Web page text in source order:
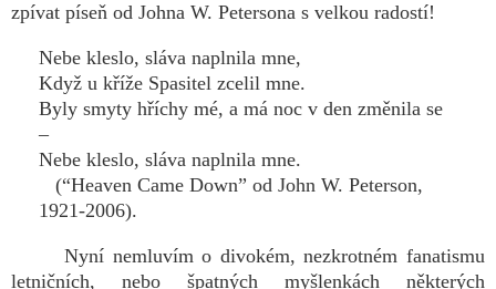
zpívat píseň od Johna W. Petersona s velkou radostí!
Nebe kleslo, sláva naplnila mne,
Když u kříže Spasitel zcelil mne.
Byly smyty hříchy mé, a má noc v den změnila se
–
Nebe kleslo, sláva naplnila mne.
(“Heaven Came Down” od John W. Peterson,
1921-2006).
Nyní nemluvím o divokém, nezkrotném fanatismu
letničních, nebo špatných myšlenkách některých